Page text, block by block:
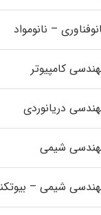
– نانومواد
کامپیوتر
دریانوردی
شیمی
شیمی –